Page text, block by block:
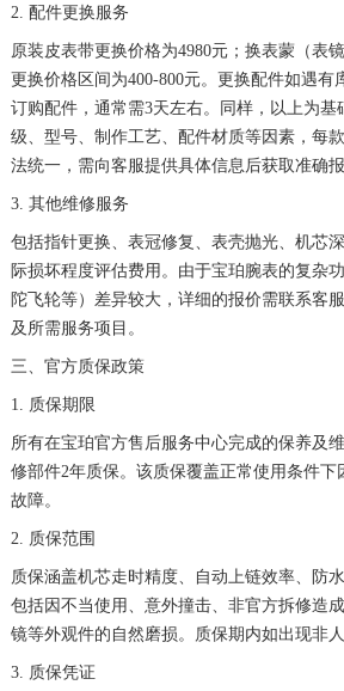
2. 配件更换服务
原装皮表带更换价格为4980元；换表蒙（表
更换价格区间为400-800元。更换配件如遇有
订购配件，通常需3天左右。同样，以上为基
级、型号、制作工艺、配件材质等因素，每
法统一，需向客服提供具体信息后获取准确报
3. 其他维修服务
包括指针更换、表冠修复、表壳抛光、机芯
际损坏程度评估费用。由于宝珀腕表的复杂
陀飞轮等）差异较大，详细的报价需联系客
及所需服务项目。
三、官方质保政策
1. 质保期限
所有在宝珀官方售后服务中心完成的保养及
修部件2年质保。该质保覆盖正常使用条件下
故障。
2. 质保范围
质保涵盖机芯走时精度、自动上链效率、防
包括因不当使用、意外撞击、非官方拆修造
镜等外观件的自然磨损。质保期内如出现非
3. 质保凭证